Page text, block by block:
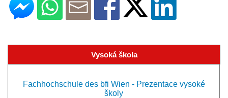
Vysoká škola
Fachhochschule des bfi Wien - Prezentace vysoké
školy